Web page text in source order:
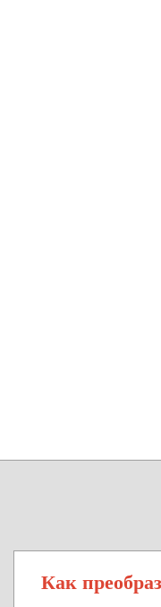
Как